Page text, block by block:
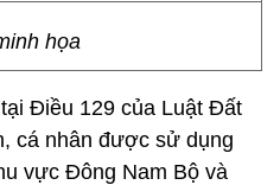
họa
Điều 129 của Luật Đất
cá nhân được sử dụng
vực Đông Nam Bộ và